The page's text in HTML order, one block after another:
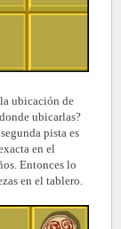
ubicación de
ubicarlas?
pista es
en el
Entonces lo
en el tablero.